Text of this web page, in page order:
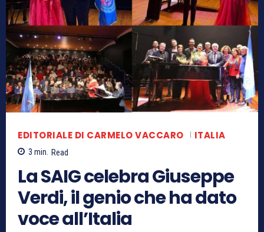
EDITORIALE DI CARMELO VACCARO ITALIA
3 min. Read
La SAIG celebra Giuseppe
Verdi, il genio che ha dato
voce all’Italia